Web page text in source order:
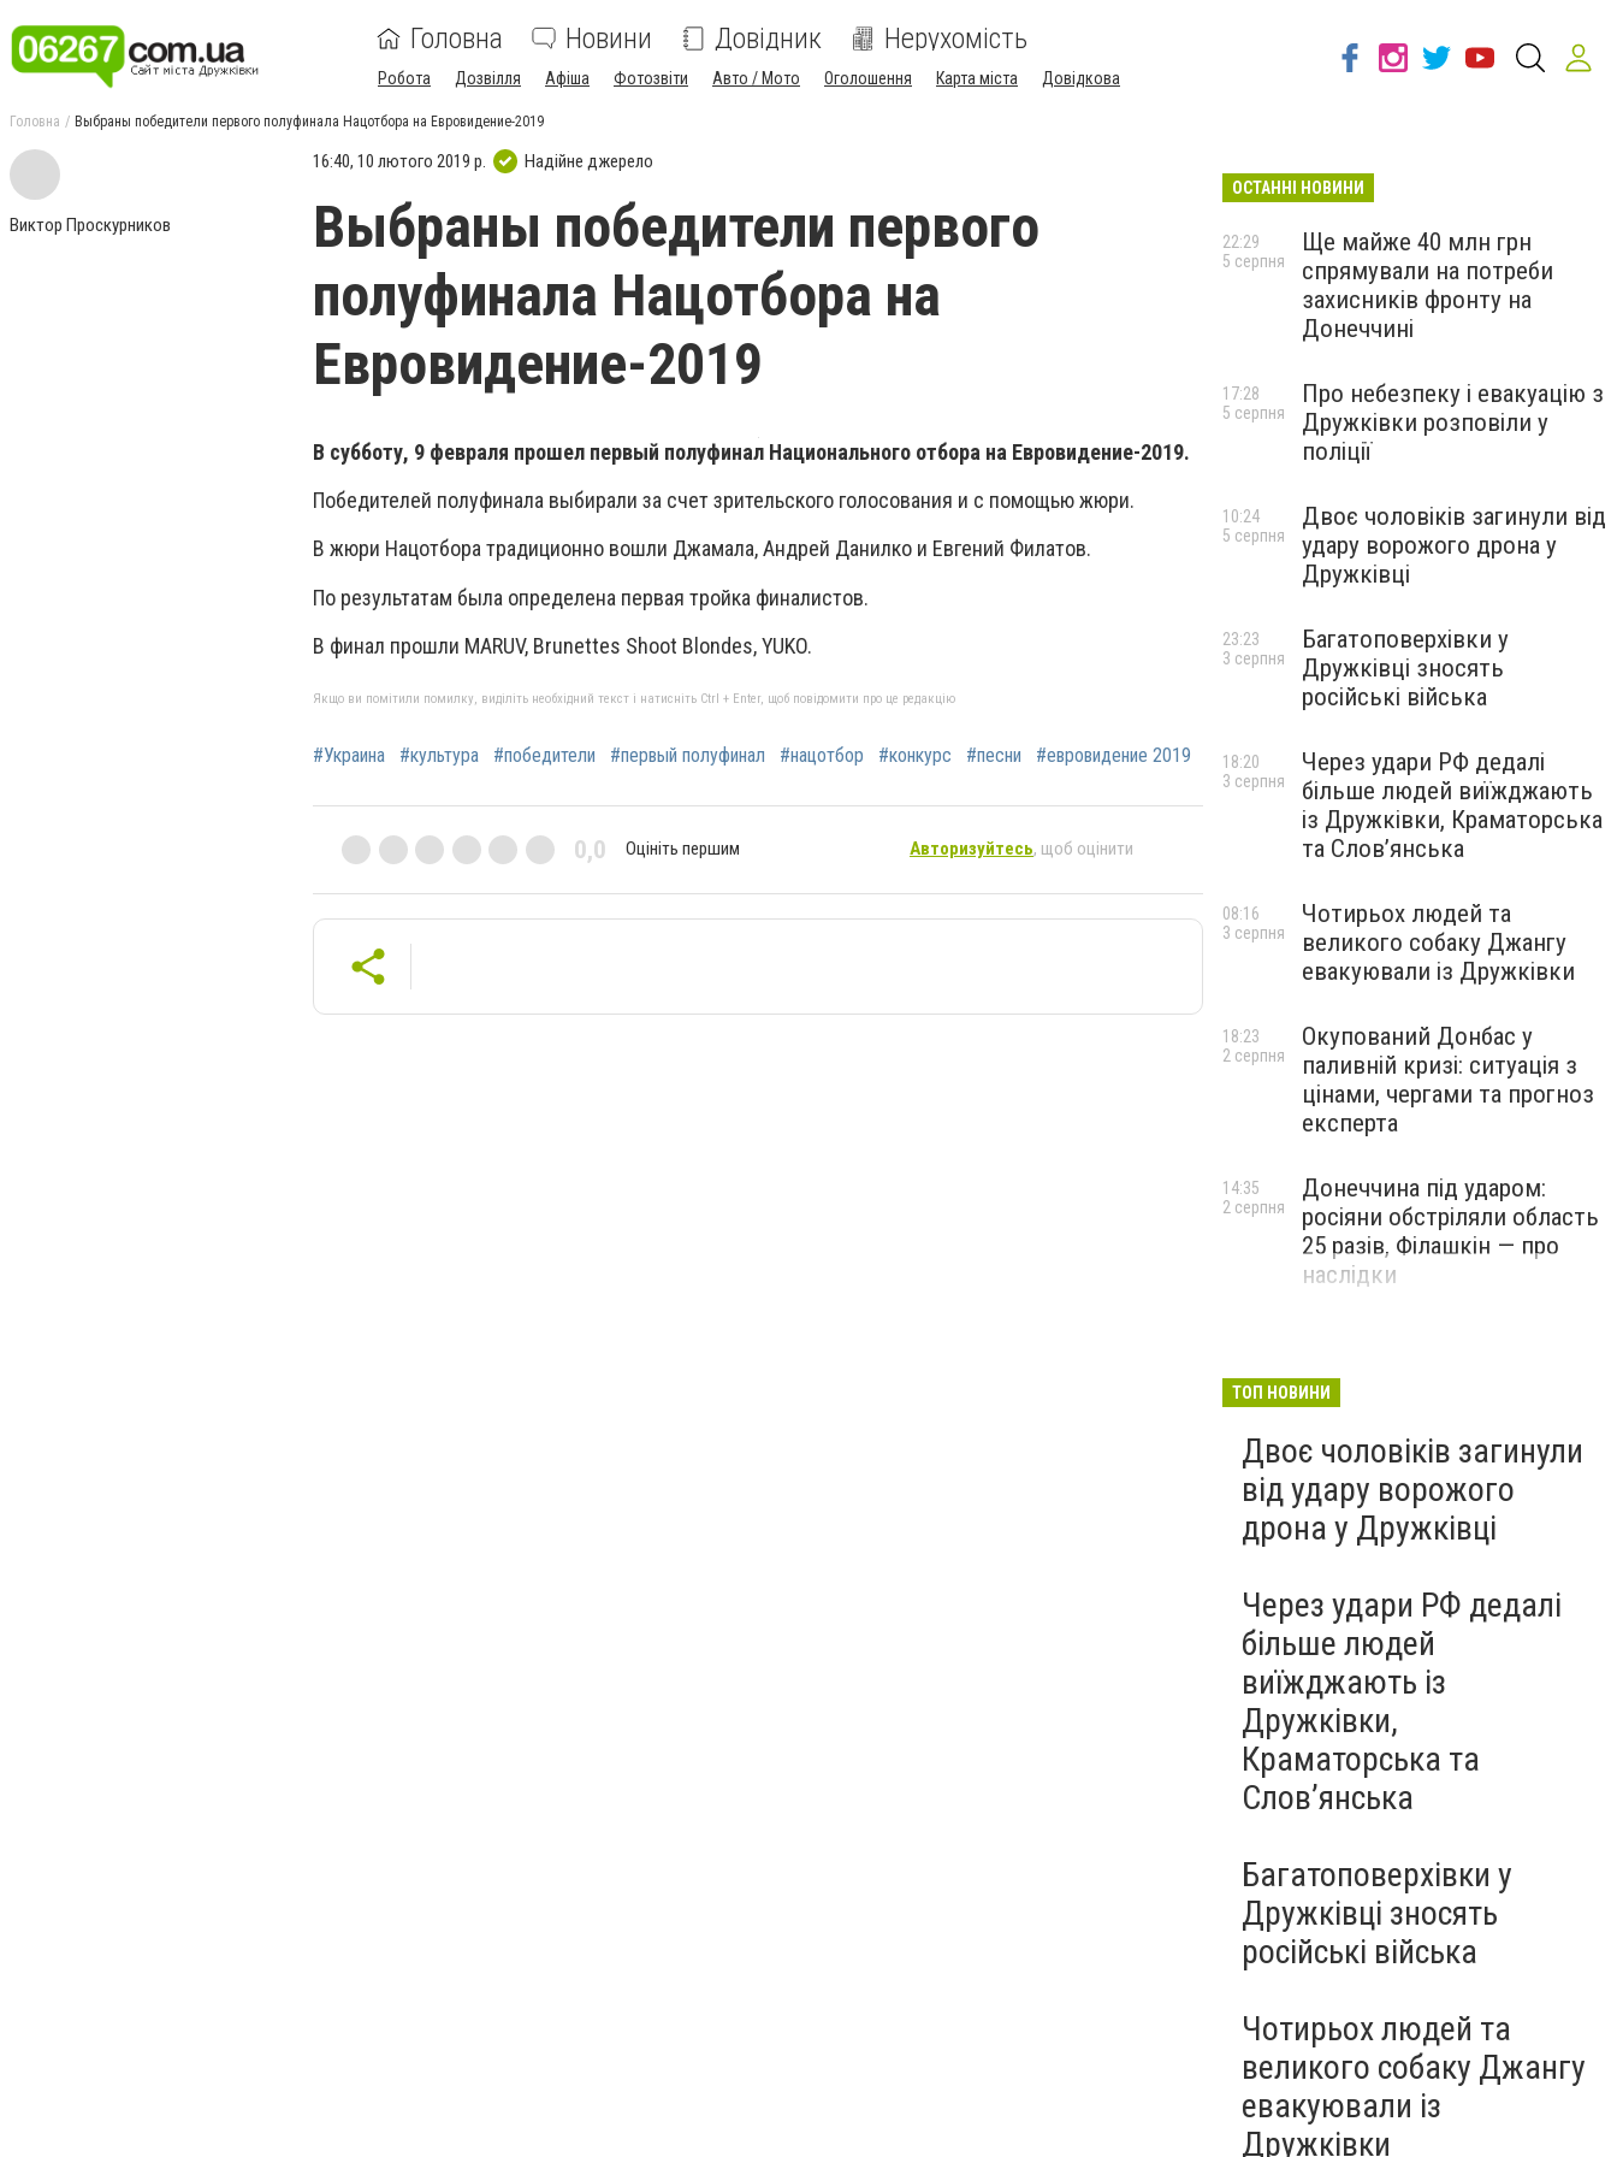
Головна Новини Довідник Нерухомість
Робота Дозвілля Афіша Фотозвіти Авто / Мото Оголошення Карта міста Довідкова
Головна Выбраны победители первого полуфинала Нацотбора на Евровидение-2019
Виктор Проскурников
16:40, 10 лютого 2019 р. Надійне джерело
Выбраны победители первого
полуфинала Нацотбора на
Евровидение-2019
В субботу, 9 февраля прошел первый полуфинал Национального отбора на Евровидение-2019.
Победителей полуфинала выбирали за счет зрительского голосования и с помощью жюри.
В жюри Нацотбора традиционно вошли Джамала, Андрей Данилко и Евгений Филатов.
По результатам была определена первая тройка финалистов.
В финал прошли MARUV, Brunettes Shoot Blondes, YUKO.
Якщо ви помітили помилку, виділіть необхідний текст і натисніть Ctrl + Enter, щоб повідомити про це редакцію
#Украина #культура #победители #первый полуфинал #нацотбор #конкурс #песни #евровидение 2019
0,0 Оцініть першим Авторизуйтесь, щоб оцінити
ОСТАННІ НОВИНИ
Ще майже 40 млн грн
спрямували на потреби
захисників фронту на
Донеччині
22:29
5 серпня
Про небезпеку і евакуацію з
Дружківки розповіли у
поліції
17:28
5 серпня
Двоє чоловіків загинули від
удару ворожого дрона у
Дружківці
10:24
5 серпня
Багатоповерхівки у
Дружківці зносять
російські війська
23:23
3 серпня
Через удари РФ дедалі
більше людей виїжджають
із Дружківки, Краматорська
та Слов’янська
18:20
3 серпня
Чотирьох людей та
великого собаку Джангу
евакуювали із Дружківки
08:16
3 серпня
Окупований Донбас у
паливній кризі: ситуація з
цінами, чергами та прогноз
експерта
18:23
2 серпня
Донеччина під ударом:
росіяни обстріляли область
25 разів, Філашкін — про
наслідки
14:35
2 серпня
ТОП НОВИНИ
Двоє чоловіків загинули
від удару ворожого
дрона у Дружківці
Через удари РФ дедалі
більше людей
виїжджають із
Дружківки,
Краматорська та
Слов’янська
Багатоповерхівки у
Дружківці зносять
російські війська
Чотирьох людей та
великого собаку Джангу
евакуювали із
Дружківки